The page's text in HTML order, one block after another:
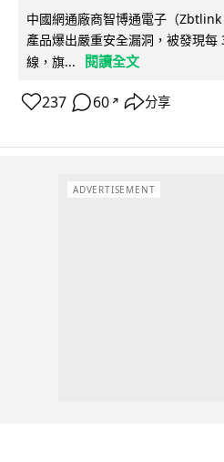
中國網通廠商智博通電子（
產品爆出嚴重安全漏洞，被發現
線，旗...
閱讀全文
237 60 ↗ 分享
ADVERTISEMENT